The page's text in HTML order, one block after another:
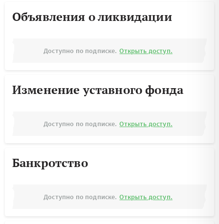
Объявления о ликвидации
Доступно по подписке. Открыть доступ.
Изменение уставного фонда
Доступно по подписке. Открыть доступ.
Банкротство
Доступно по подписке. Открыть доступ.